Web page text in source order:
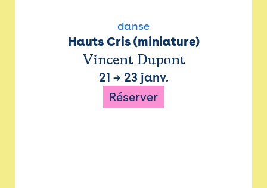
danse
Hauts Cris (miniature)
Vincent Dupont
21 → 23 janv.
Réserver